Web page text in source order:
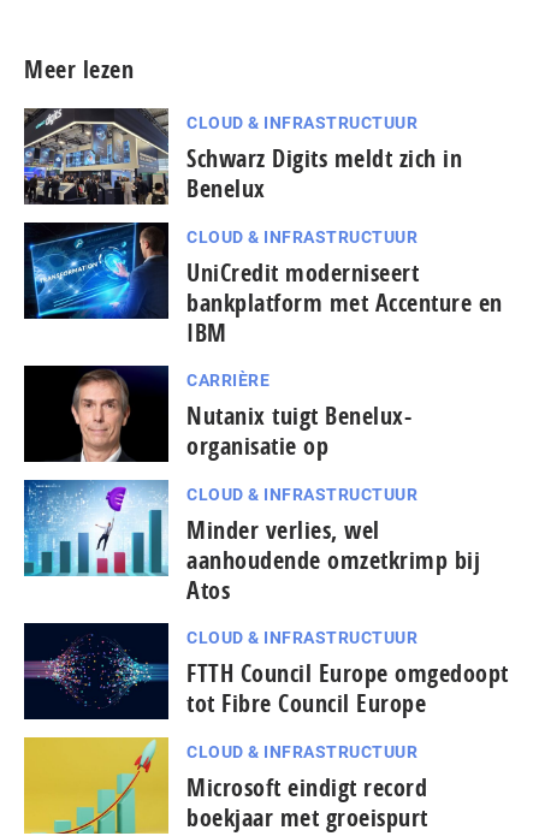
Meer lezen
CLOUD & INFRASTRUCTUUR
Schwarz Digits meldt zich in
Benelux
CLOUD & INFRASTRUCTUUR
UniCredit moderniseert
bankplatform met Accenture en
IBM
CARRIÈRE
Nutanix tuigt Benelux-
organisatie op
CLOUD & INFRASTRUCTUUR
Minder verlies, wel
aanhoudende omzetkrimp bij
Atos
CLOUD & INFRASTRUCTUUR
FTTH Council Europe omgedoopt
tot Fibre Council Europe
CLOUD & INFRASTRUCTUUR
Microsoft eindigt record
boekjaar met groeispurt